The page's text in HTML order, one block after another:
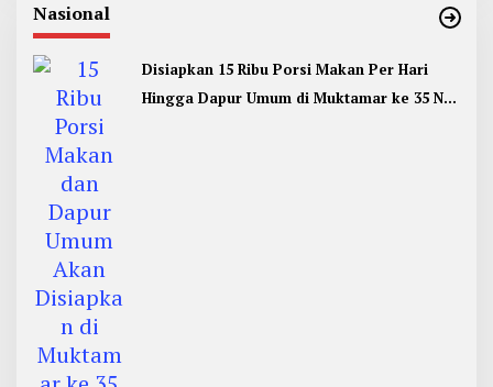
Nasional
Disiapkan 15 Ribu Porsi Makan Per Hari
Hingga Dapur Umum di Muktamar ke 35 NU